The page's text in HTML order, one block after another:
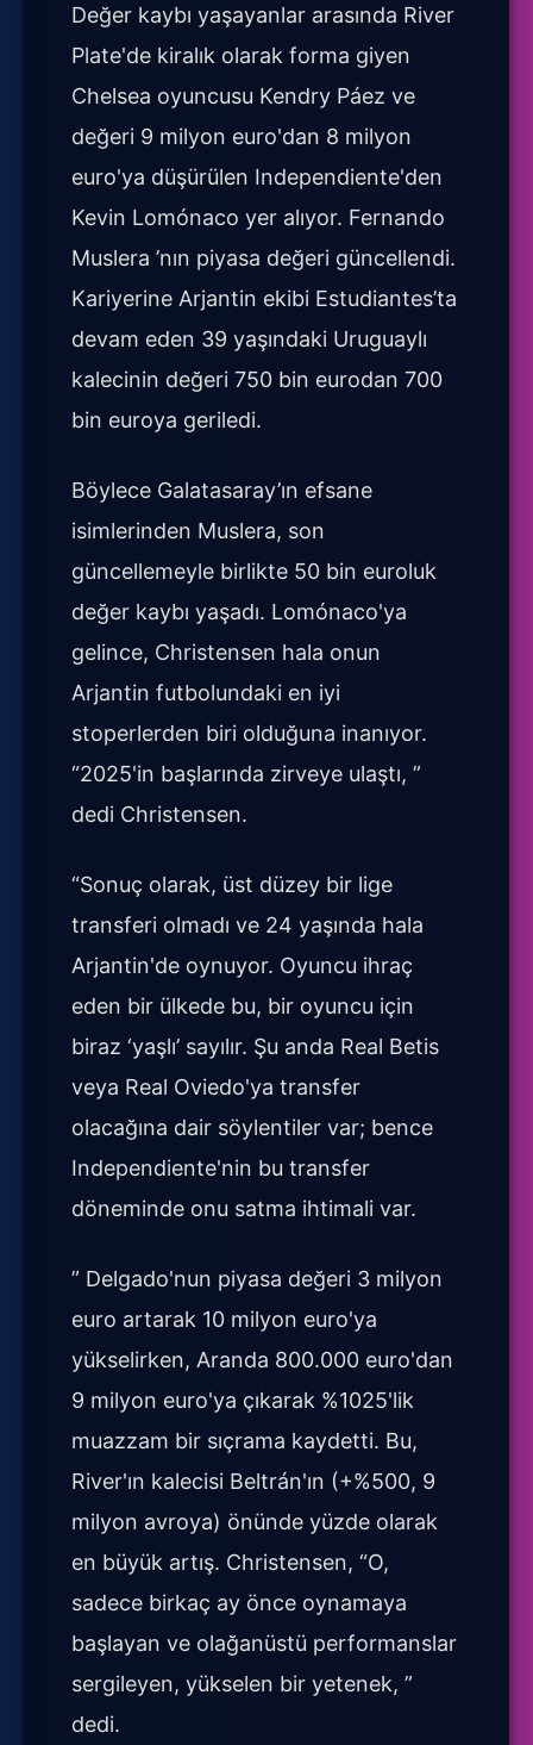
Değer kaybı yaşayanlar arasında River
Plate'de kiralık olarak forma giyen
Chelsea oyuncusu Kendry Páez ve
değeri 9 milyon euro'dan 8 milyon
euro'ya düşürülen Independiente'den
Kevin Lomónaco yer alıyor. Fernando
Muslera ’nın piyasa değeri güncellendi.
Kariyerine Arjantin ekibi Estudiantes’ta
devam eden 39 yaşındaki Uruguaylı
kalecinin değeri 750 bin eurodan 700
bin euroya geriledi.
Böylece Galatasaray’ın efsane
isimlerinden Muslera, son
güncellemeyle birlikte 50 bin euroluk
değer kaybı yaşadı. Lomónaco'ya
gelince, Christensen hala onun
Arjantin futbolundaki en iyi
stoperlerden biri olduğuna inanıyor.
“2025'in başlarında zirveye ulaştı, ”
dedi Christensen.
“Sonuç olarak, üst düzey bir lige
transferi olmadı ve 24 yaşında hala
Arjantin'de oynuyor. Oyuncu ihraç
eden bir ülkede bu, bir oyuncu için
biraz ‘yaşlı’ sayılır. Şu anda Real Betis
veya Real Oviedo'ya transfer
olacağına dair söylentiler var; bence
Independiente'nin bu transfer
döneminde onu satma ihtimali var.
” Delgado'nun piyasa değeri 3 milyon
euro artarak 10 milyon euro'ya
yükselirken, Aranda 800.000 euro'dan
9 milyon euro'ya çıkarak %1025'lik
muazzam bir sıçrama kaydetti. Bu,
River'ın kalecisi Beltrán'ın (+%500, 9
milyon avroya) önünde yüzde olarak
en büyük artış. Christensen, “O,
sadece birkaç ay önce oynamaya
başlayan ve olağanüstü performanslar
sergileyen, yükselen bir yetenek, ”
dedi.